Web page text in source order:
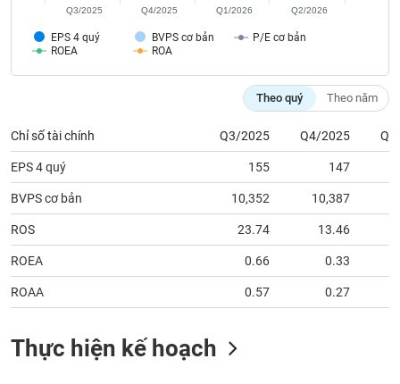
EPS 4 quý BVPS cơ bản
P/E cơ bản
ROEA
ROA
Q3/2025 Q4/2025 Q1/2026 Q2/2026
Theo quý Theo năm
Chỉ số tài chính Q3/2025 Q4/2025
EPS 4 quý 155 147
BVPS cơ bản 10,352 10,387
ROS 23.74 13.46
ROEA 0.66 0.33
ROAA 0.57 0.27
Thực hiện kế hoạch
vụ
tạo
Sách
tài
chính
Công
cụ